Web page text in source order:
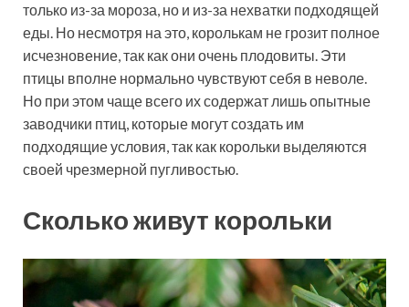
только из-за мороза, но и из-за нехватки подходящей
еды. Но несмотря на это, королькам не грозит полное
исчезновение, так как они очень плодовиты. Эти
птицы вполне нормально чувствуют себя в неволе.
Но при этом чаще всего их содержат лишь опытные
заводчики птиц, которые могут создать им
подходящие условия, так как корольки выделяются
своей чрезмерной пугливостью.
Сколько живут корольки